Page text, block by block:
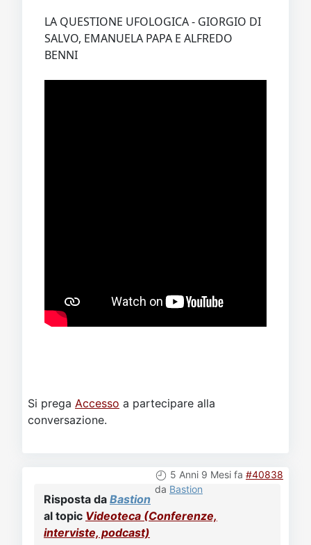
LA QUESTIONE UFOLOGICA - GIORGIO DI
SALVO, EMANUELA PAPA E ALFREDO
BENNI
Si prega Accesso a partecipare alla
conversazione.
5 Anni 9 Mesi fa #40838
da Bastion
Risposta da Bastion
al topic Videoteca (Conferenze,
interviste, podcast)